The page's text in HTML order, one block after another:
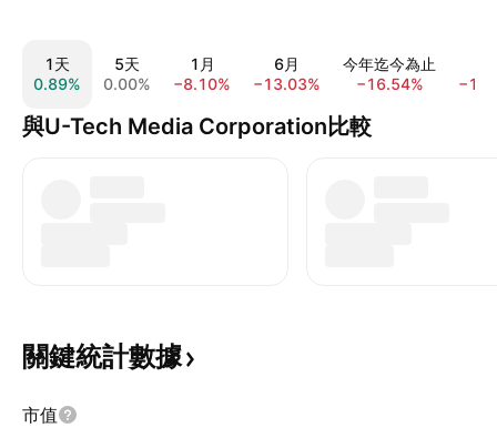
1天
0.89%
5天
0.00%
1月
−8.10%
6月
−13.03%
今年迄今為止
−16.54%
與U-Tech Media Corporation比較
關鍵統計數據
市值